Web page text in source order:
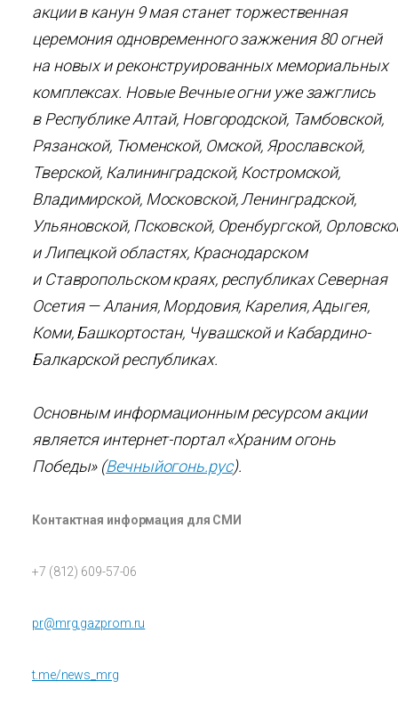
акции в канун 9 мая станет торжественная
церемония одновременного зажжения 80 огней
на новых и реконструированных мемориальных
комплексах. Новые Вечные огни уже зажглись
в Республике Алтай, Новгородской, Тамбовской,
Рязанской, Тюменской, Омской, Ярославской,
Тверской, Калининградской, Костромской,
Владимирской, Московской, Ленинградской,
Ульяновской, Псковской, Оренбургской,
и Липецкой областях, Краснодарском
и Ставропольском краях, республиках Северная
Осетия — Алания, Мордовия, Карелия, Адыгея,
Коми, Башкортостан, Чувашской и Кабардино-
Балкарской республиках.
Основным информационным ресурсом акции
является интернет-портал «Храним огонь
Победы» (Вечныйогонь.рус).
Контактная информация для СМИ
+7 (812) 609-57-06
pr@mrg.gazprom.ru
t.me/news_mrg